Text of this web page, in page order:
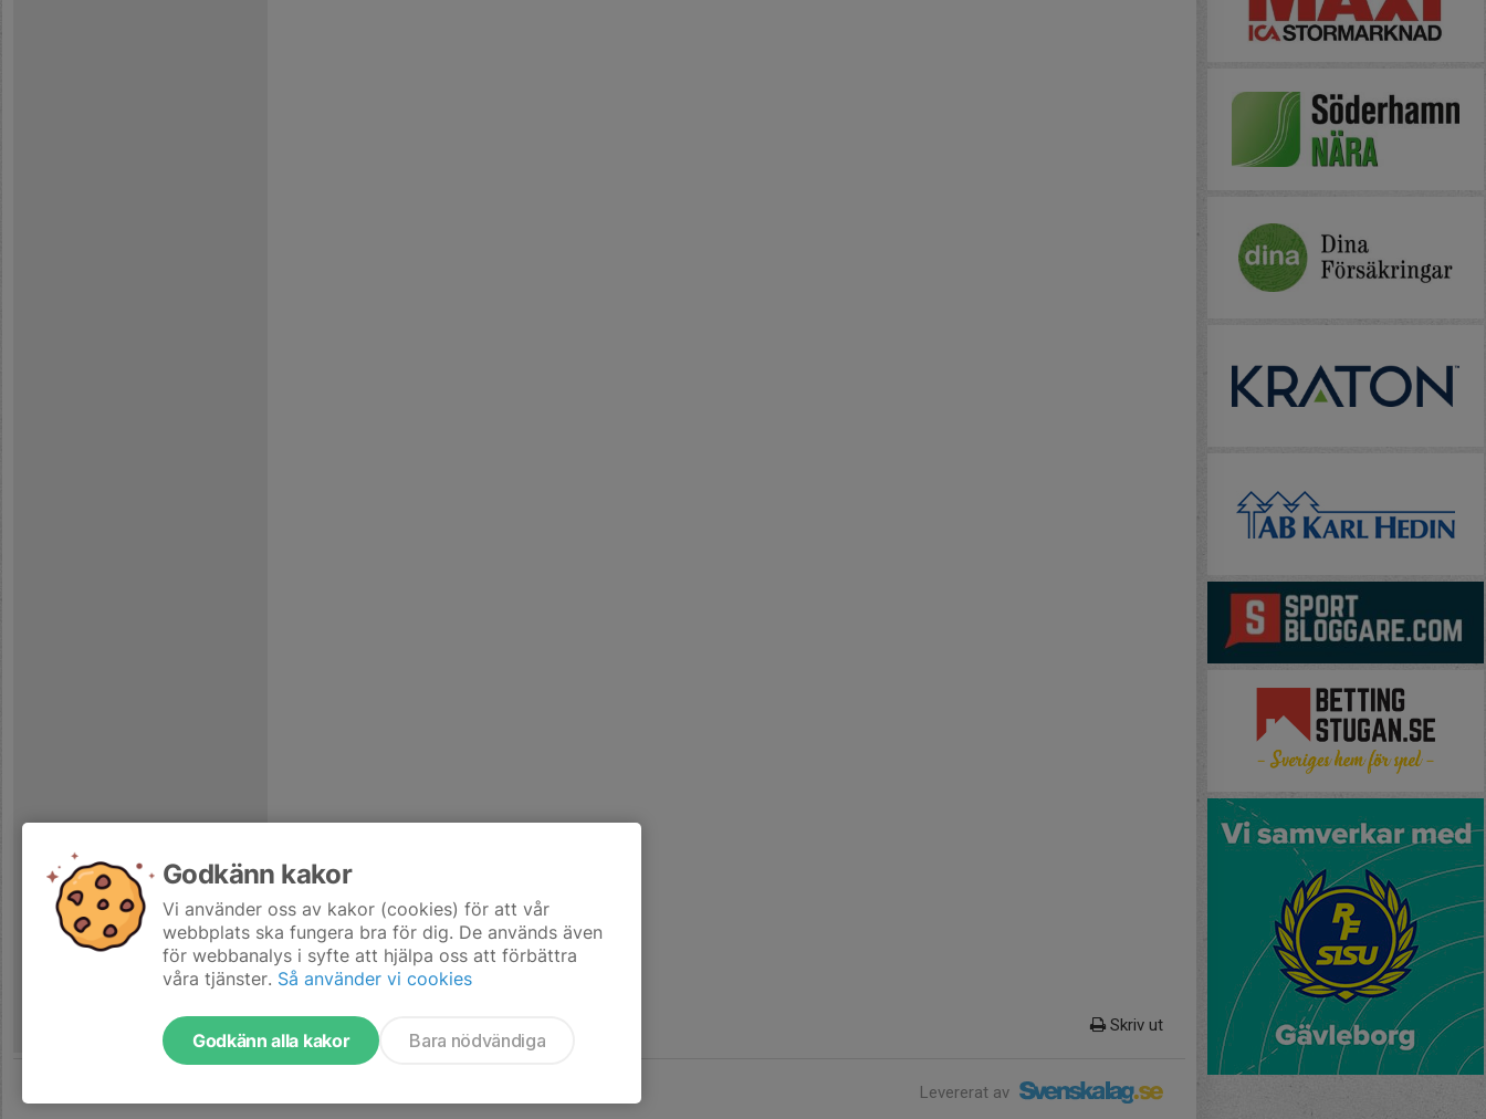
Skriv ut
Levererat av
Godkänn kakor
Vi använder oss av kakor (cookies) för att vår
webbplats ska fungera bra för dig. De används även
för webbanalys i syfte att hjälpa oss att förbättra
våra tjänster. Så använder vi cookies
Godkänn alla kakor Bara nödvändiga